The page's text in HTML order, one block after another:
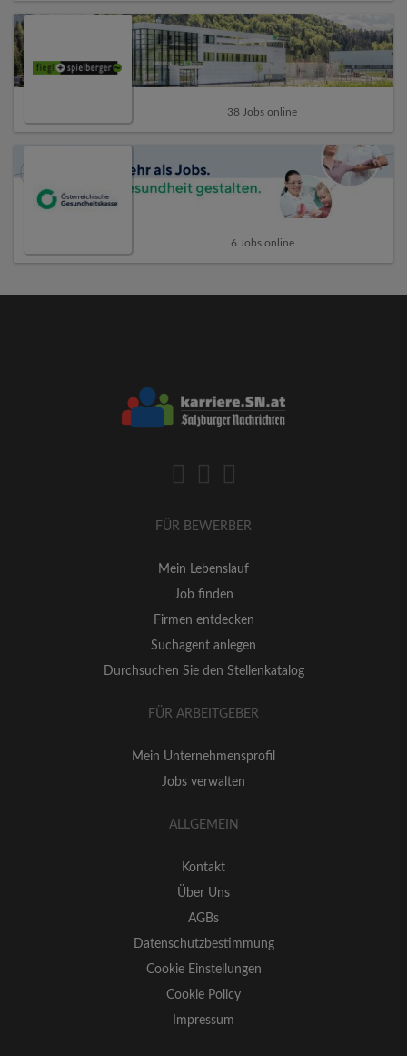
38 Jobs online
6 Jobs online
FÜR BEWERBER
Mein Lebenslauf
Job finden
Firmen entdecken
Suchagent anlegen
Durchsuchen Sie den Stellenkatalog
FÜR ARBEITGEBER
Mein Unternehmensprofil
Jobs verwalten
ALLGEMEIN
Kontakt
Über Uns
AGBs
Datenschutzbestimmung
Cookie Einstellungen
Cookie Policy
Impressum